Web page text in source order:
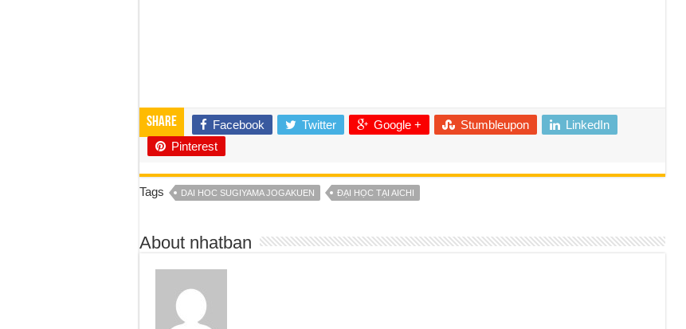
Share Facebook Twitter Google + Stumbleupon
LinkedIn
Pinterest
Tags DAI HOC SUGIYAMA JOGAKUEN ĐẠI HỌC TẠI AICHI
About nhatban